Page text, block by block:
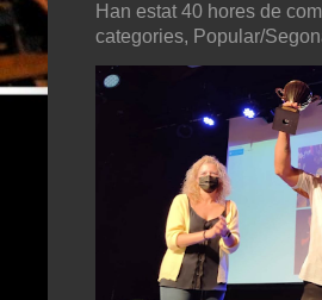
Han estat 40 hores de
categories, Popular/